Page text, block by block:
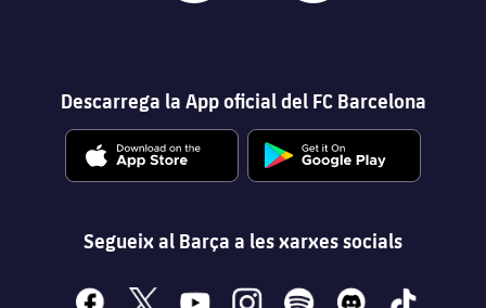
Descarrega la App oficial del FC Barcelona
Segueix al Barça a les xarxes socials
facebook
x youtubeinstagramspotify discord tiktok